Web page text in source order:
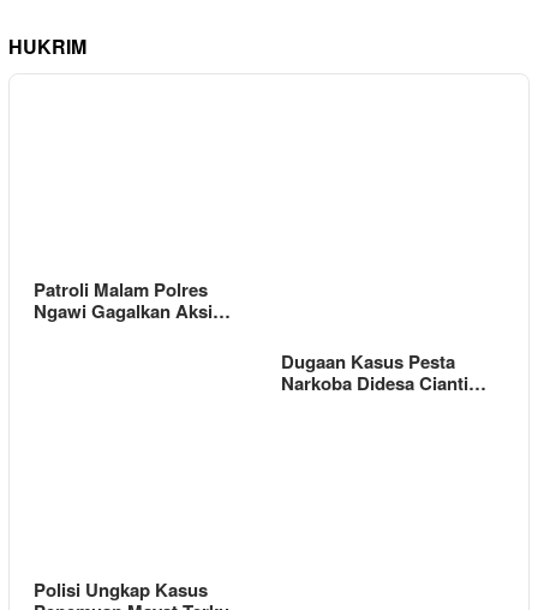
HUKRIM
Patroli Malam Polres
Ngawi Gagalkan Aksi…
Dugaan Kasus Pesta
Narkoba Didesa Cianti…
Polisi Ungkap Kasus